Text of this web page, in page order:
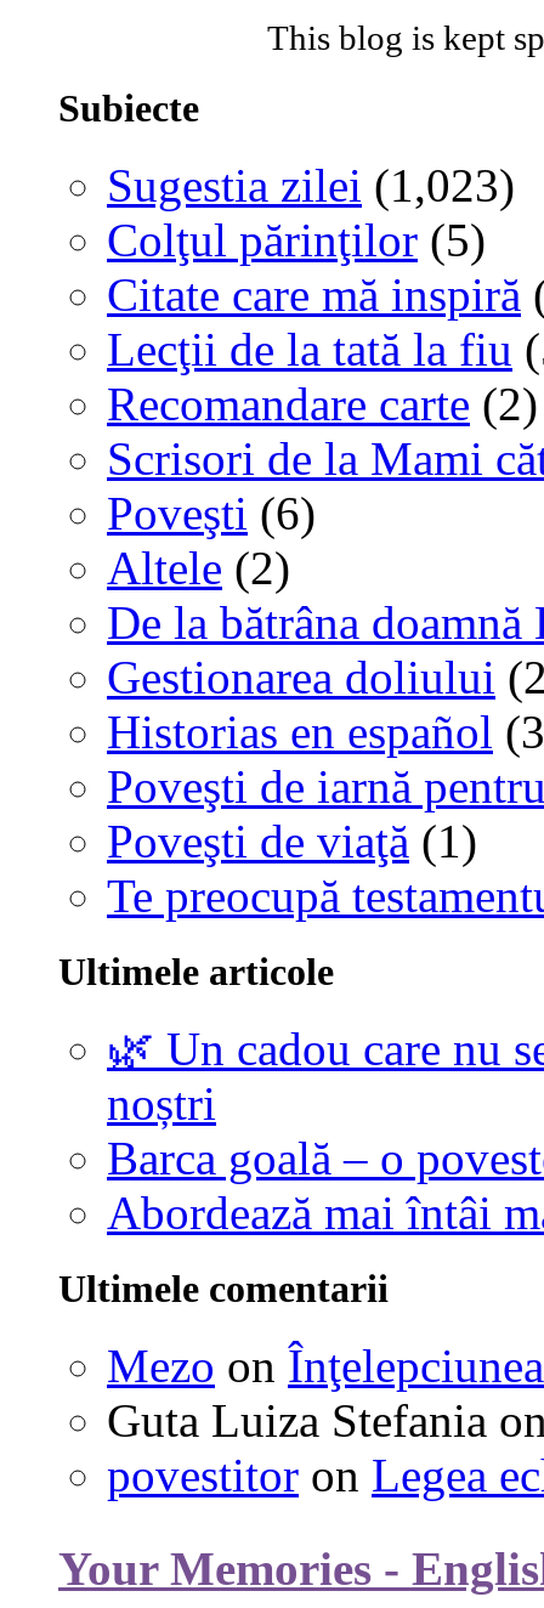
This blog is kept
Subiecte
Sugestia zilei (1,023)
Colţul părinţilor (5)
Citate care mă inspiră
Lecţii de la tată la fiu
Recomandare carte (2)
Scrisori de la Mami
Poveşti (6)
Altele (2)
De la bătrâna
Gestionarea doliului
Historias en español
Poveşti de iarnă
Poveşti de viaţă (1)
Te preocupă
Ultimele articole
🌿 Un cadou care nu
noștri
Barca goală – o
Abordează mai întâi
Ultimele comentarii
Mezo on Înţelepciunea
Guta Luiza Stefania
povestitor on Legea
Your Memories -